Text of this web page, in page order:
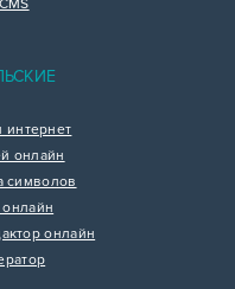
интернет
онлайн
символов
онлайн